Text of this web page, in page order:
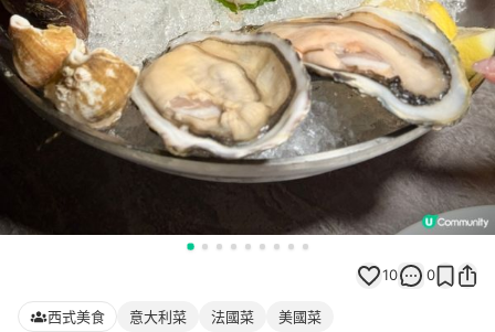
10 0
西式美食 意大利菜 法國菜 美國菜